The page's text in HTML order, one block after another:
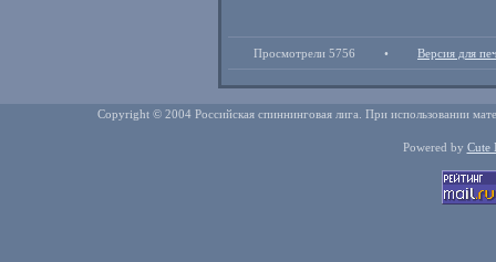
Просмотрели 5756 • Версия для
Copyright © 2004 Российская спиннинговая лига. При использовании
Powered by Cute